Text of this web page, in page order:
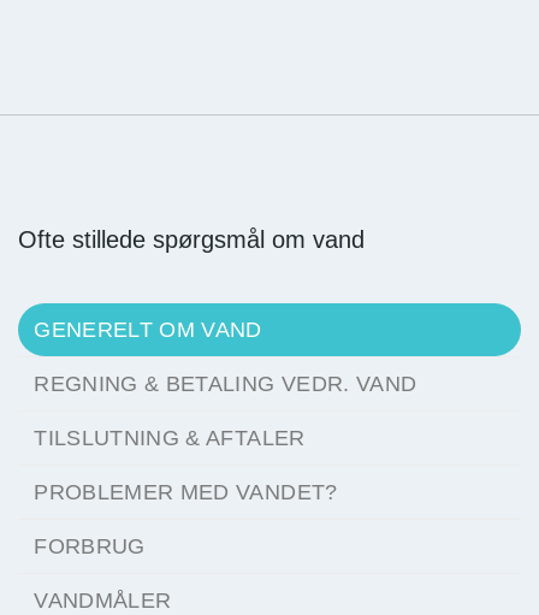
Ofte stillede spørgsmål om vand
GENERELT OM VAND
REGNING & BETALING VEDR. VAND
TILSLUTNING & AFTALER
PROBLEMER MED VANDET?
FORBRUG
VANDMÅLER